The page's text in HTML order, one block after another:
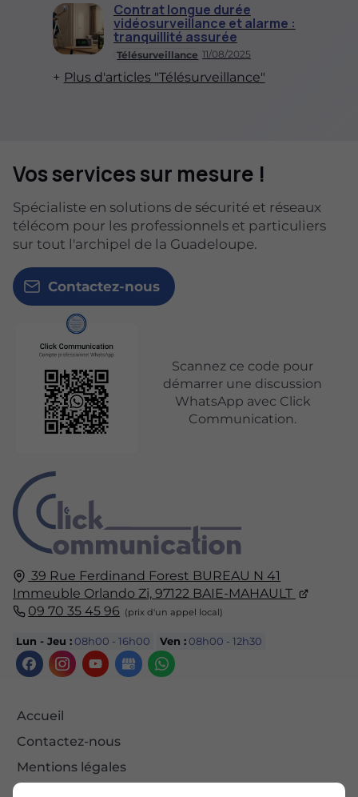
Télésurveillance 11/08/2025
Contrat longue durée
vidéosurveillance et alarme :
tranquillité assurée
Plus d'articles "Télésurveillance"
39 Rue Ferdinand Forest BUREAU N 41
Immeuble Orlando Zi, 97122 BAIE-MAHAULT
09 70 35 45 96
Lun - Jeu : 08h00 - 16h00 Ven : 08h00 - 12h30
Accueil
Contactez-nous
Mentions légales
Vos services sur mesure !
Spécialiste en solutions de sécurité et réseaux
télécom pour les professionnels et particuliers
sur tout l'archipel de la Guadeloupe.
Contactez-nous
Scannez ce code pour
démarrer une discussion
WhatsApp avec Click
Communication.